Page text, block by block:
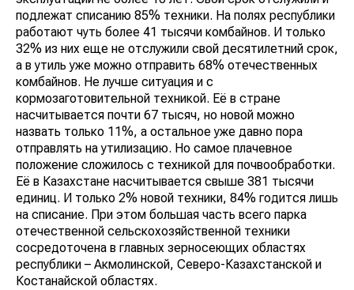
подлежат списанию 85% техники. На полях республики
работают чуть более 41 тысячи комбайнов. И только
32% из них еще не отслужили свой десятилетний срок,
а в утиль уже можно отправить 68% отечественных
комбайнов. Не лучше ситуация и с
кормозаготовительной техникой. Её в стране
насчитывается почти 67 тысяч, но новой можно
назвать только 11%, а остальное уже давно пора
отправлять на утилизацию. Но самое плачевное
положение сложилось с техникой для почвообработки.
Её в Казахстане насчитывается свыше 381 тысячи
единиц. И только 2% новой техники, 84% годится лишь
на списание. При этом большая часть всего парка
отечественной сельскохозяйственной техники
сосредоточена в главных зерносеющих областях
республики – Акмолинской, Северо-Казахстанской и
Костанайской областях.